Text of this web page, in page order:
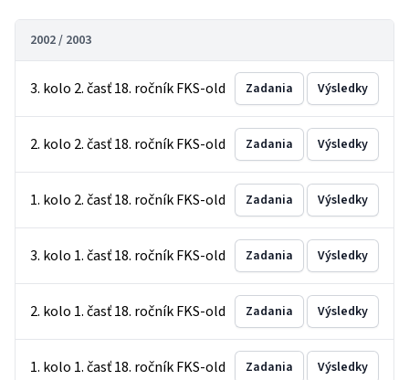
2002 / 2003
3. kolo 2. časť 18. ročník FKS-old Zadania Výsledky
2. kolo 2. časť 18. ročník FKS-old Zadania Výsledky
1. kolo 2. časť 18. ročník FKS-old Zadania Výsledky
3. kolo 1. časť 18. ročník FKS-old Zadania Výsledky
2. kolo 1. časť 18. ročník FKS-old Zadania Výsledky
1. kolo 1. časť 18. ročník FKS-old Zadania Výsledky